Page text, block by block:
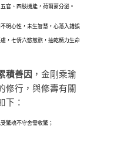
官、四肢機能，荷爾蒙分泌。
明心性，未生智慧，心落入錯誤
，七情六慾煎熬，抽乾精力生命
積善因 ，金剛乘瑜
修行，與修壽有關
下：
驚魂不守舍需收驚；